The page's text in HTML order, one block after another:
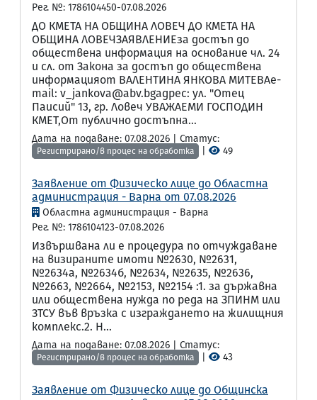
Рег. №: 1786104450-07.08.2026
ДО КМЕТА НА ОБЩИНА ЛОВЕЧ ДО КМЕТА НА
ОБЩИНА ЛОВЕЧЗАЯВЛЕНИЕза достъп до
обществена информация на основание чл. 24
и сл. от Закона за достъп до обществена
информацияот ВАЛЕНТИНА ЯНКОВА МИТЕВАe-
mail: v_jankova@abv.bgадрес: ул. "Отец
Паисий" 13, гр. Ловеч УВАЖАЕМИ ГОСПОДИН
КМЕТ,От публично достъпна...
Дата на подаване: 07.08.2026 | Статус:
Регистрирано/в процес на обработка 49
Заявление от Физическо лице до Областна
администрация - Варна от 07.08.2026
Областна администрация - Варна
Рег. №: 1786104123-07.08.2026
Извършвана ли е процедура по отчуждаване
на визираните имоти №2630, №2631,
№2634а, №2634б, №2634, №2635, №2636,
№2663, №2664, №2153, №2154 :1. за държавна
или обществена нужда по реда на ЗПИНМ или
ЗТСУ във връзка с изграждането на жилищния
комплекс.2. Н...
Дата на подаване: 07.08.2026 | Статус:
Регистрирано/в процес на обработка 43
Заявление от Физическо лице до Общинска